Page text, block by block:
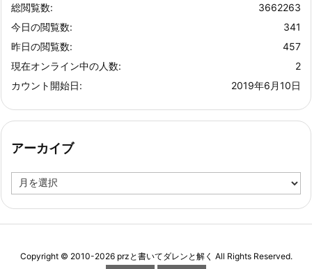
3662263
総閲覧数:
341
今日の閲覧数:
457
昨日の閲覧数:
2
現在オンライン中の人数:
2019年6月10日
カウント開始日:
アーカイブ
ー
Copyright © 2010-2026 przと書いてダレンと解く All Rights Reserved.